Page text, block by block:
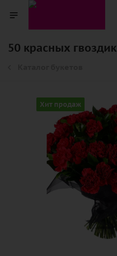
50 красных гвоздик
Хит продаж